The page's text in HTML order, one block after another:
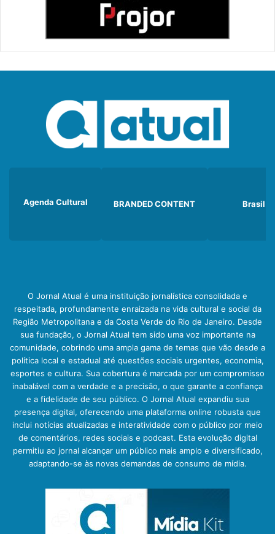
Agenda Cultural BRANDED CONTENT Brasil
O Jornal Atual é uma instituição jornalística consolidada e
respeitada, profundamente enraizada na vida cultural e social da
Região Metropolitana e da Costa Verde do Rio de Janeiro. Desde
sua fundação, o Jornal Atual tem sido uma voz importante na
comunidade, cobrindo uma ampla gama de temas que vão desde a
política local e estadual até questões sociais urgentes, economia,
esportes e cultura. Sua cobertura é marcada por um compromisso
inabalável com a verdade e a precisão, o que garante a confiança
e a fidelidade de seu público. O Jornal Atual expandiu sua
presença digital, oferecendo uma plataforma online robusta que
inclui notícias atualizadas e interatividade com o público por meio
de comentários, redes sociais e podcast. Esta evolução digital
permitiu ao jornal alcançar um público mais amplo e diversificado,
adaptando-se às novas demandas de consumo de mídia.